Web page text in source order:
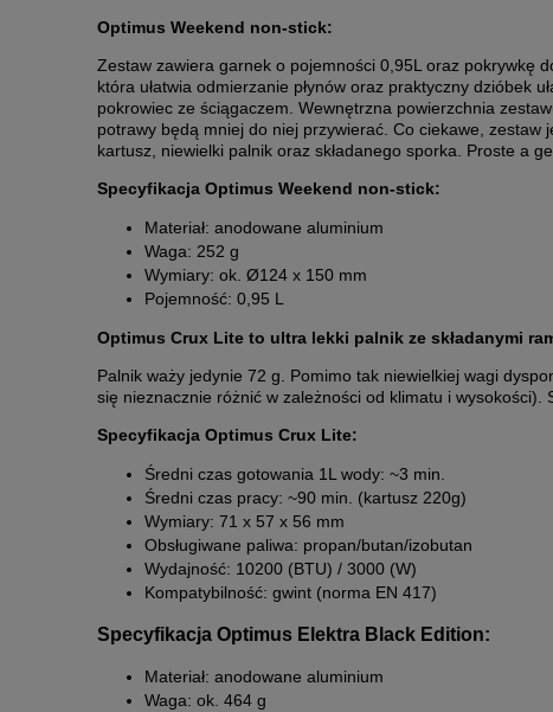
Optimus Weekend non-stick:
Zestaw zawiera garnek o pojemności 0,95L oraz pokrywkę
która ułatwia odmierzanie płynów oraz praktyczny dzióbek
pokrowiec ze ściągaczem. Wewnętrzna powierzchnia
potrawy będą mniej do niej przywierać. Co ciekawe,
kartusz, niewielki palnik oraz składanego sporka. Proste a
Specyfikacja Optimus Weekend non-stick:
Materiał: anodowane aluminium
Waga: 252 g
Wymiary: ok. Ø124 x 150 mm
Pojemność: 0,95 L
Optimus Crux Lite to ultra lekki palnik ze składanymi
Palnik waży jedynie 72 g. Pomimo tak niewielkiej wagi
się nieznacznie różnić w zależności od klimatu i wysokości).
Specyfikacja Optimus Crux Lite:
Średni czas gotowania 1L wody: ~3 min.
Średni czas pracy: ~90 min. (kartusz 220g)
Wymiary: 71 x 57 x 56 mm
Obsługiwane paliwa: propan/butan/izobutan
Wydajność: 10200 (BTU) / 3000 (W)
Kompatybilność: gwint (norma EN 417)
Specyfikacja Optimus Elektra Black Edition:
Materiał: anodowane aluminium
Waga: ok. 464 g